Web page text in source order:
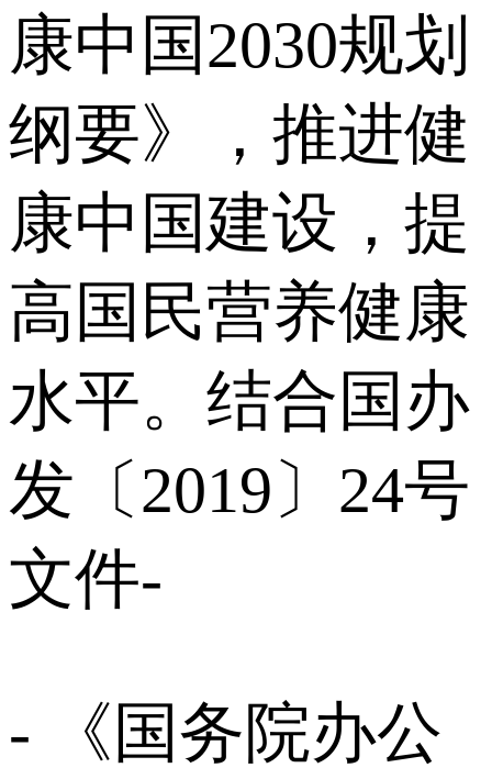
康中国2030规划
纲要》，推进健
康中国建设，提
⾼国民营养健康
⽔平。结合国办
发〔2019〕24号
⽂件-
- 《国务院办公